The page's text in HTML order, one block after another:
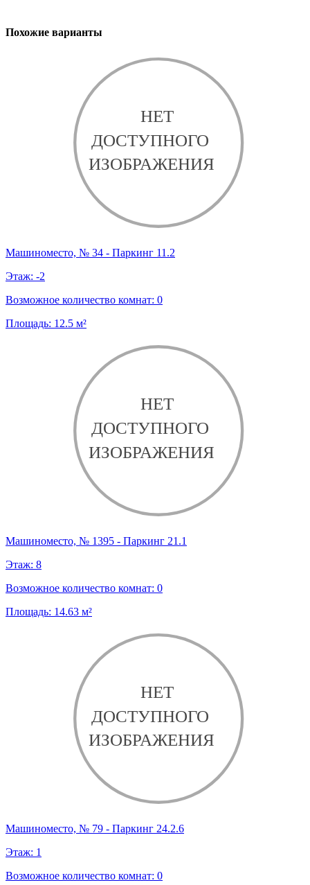
Похожие варианты
Машиноместо, № 34 - Паркинг 11.2
Этаж: -2
Возможное количество комнат: 0
Площадь: 12.5 м²
Машиноместо, № 1395 - Паркинг 21.1
Этаж: 8
Возможное количество комнат: 0
Площадь: 14.63 м²
Машиноместо, № 79 - Паркинг 24.2.6
Этаж: 1
Возможное количество комнат: 0